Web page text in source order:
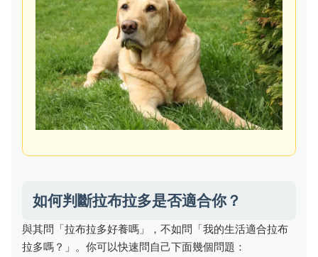
如何判斷拉布拉多是否適合你？
與其問「拉布拉多好養嗎」，不如問「我的生活適合拉布
拉多嗎？」。你可以快速問自己下面幾個問題：